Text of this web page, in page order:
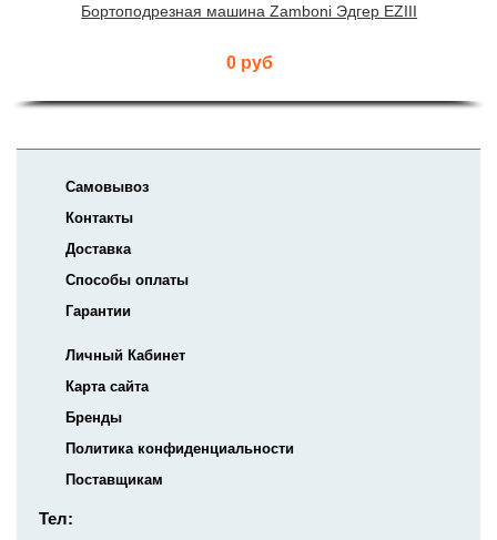
Бортоподрезная машина Zamboni Эдгер EZIII
0 руб
Самовывоз
Контакты
Доставка
Способы оплаты
Гарантии
Личный Кабинет
Карта сайта
Бренды
Политика конфиденциальности
Поставщикам
Тел: